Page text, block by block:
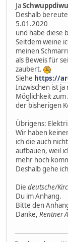
Ja
Deshalb
5.01.2020
und habe diese
Seitdem weine
meinen
als Beweis für
zaubert.
Siehe https://
Inzwischen ist ja
Möglichkeit
der bisherigen
Übrigens:
Wir haben
ich die auch
aufbauen, weil
mehr hoch
Deshalb gehe
Die deutsche/
Du im Anhang.
Bitte den
Danke, Rentner